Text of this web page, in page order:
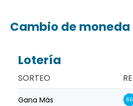
Cambio de moneda
Lotería
SORTEO
Gana Más 66